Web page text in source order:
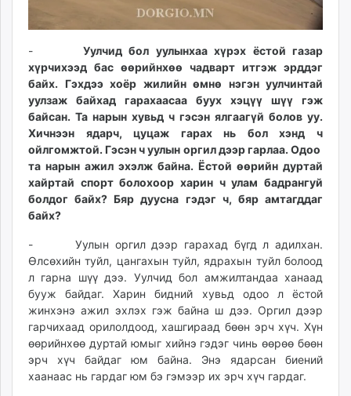
- Уулчид бол уулынхаа хүрэх ёстой газар
хүрчихээд бас өөрийнхөө чадварт итгэж эрддэг
байх. Гэхдээ хоёр жилийн өмнө нэгэн уулчинтай
уулзаж байхад гарахаасаа буух хэцүү шүү гэж
байсан. Та нарын хувьд ч гэсэн ялгаагүй болов уу.
Хичнээн ядарч, цуцаж гарах нь бол хэнд ч
ойлгомжтой. Гэсэн ч уулын оргил дээр гарлаа. Одоо
та нарын ажил эхэлж байна. Ёстой өөрийн дуртай
хайртай спорт болохоор харин ч улам бадрангуй
болдог байх? Бяр дуусна гэдэг ч, бяр амтагддаг
байх?
- Уулын оргил дээр гарахад бүгд л адилхан.
Өлсөхийн туйл, цангахын туйл, ядрахын туйл болоод
л гарна шүү дээ. Уулчид бол амжилтандаа ханаад
бууж байдаг. Харин бидний хувьд одоо л ёстой
жинхэнэ ажил эхлэх гэж байна ш дээ. Оргил дээр
гарчихаад орилолдоод, хашгираад бөөн эрч хүч. Хүн
өөрийнхөө дуртай юмыг хийнэ гэдэг чинь өөрөө бөөн
эрч хүч байдаг юм байна. Энэ ядарсан биений
хаанаас нь гардаг юм бэ гэмээр их эрч хүч гардаг.